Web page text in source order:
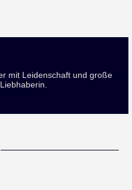
mit Leidenschaft und große